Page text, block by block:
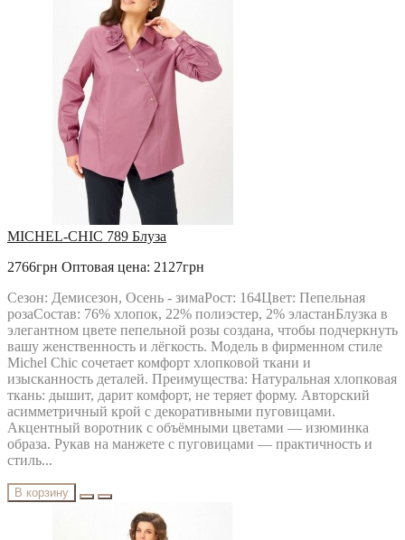
MICHEL-CHIC 789 Блуза
2766грн Оптовая цена: 2127грн
Сезон: Демисезон, Осень - зимаРост: 164Цвет: Пепельная
розаСостав: 76% хлопок, 22% полиэстер, 2% эластанБлузка в
элегантном цвете пепельной розы создана, чтобы подчеркнуть
вашу женственность и лёгкость. Модель в фирменном стиле
Michel Chic сочетает комфорт хлопковой ткани и
изысканность деталей. Преимущества: Натуральная хлопковая
ткань: дышит, дарит комфорт, не теряет форму. Авторский
асимметричный крой с декоративными пуговицами.
Акцентный воротник с объёмными цветами — изюминка
образа. Рукав на манжете с пуговицами — практичность и
стиль...
В корзину